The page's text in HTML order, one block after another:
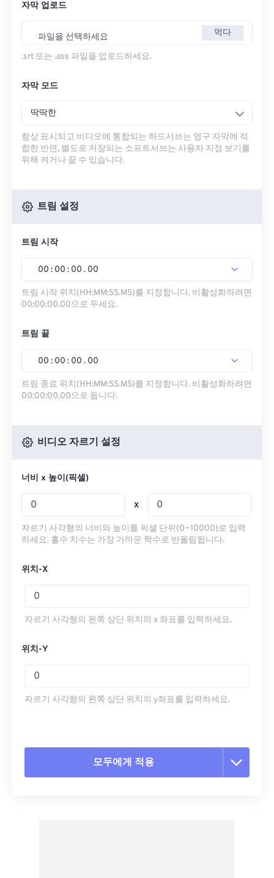
자막 업로드
파일을 선택하세요 먹다
.srt 또는 .ass 파일을 업로드하세요.
자막 모드
딱딱한
항상 표시되고 비디오에 통합되는 하드서브는 영구 자막에 적
합한 반면, 별도로 저장되는 소프트서브는 사용자 지정 보기를
위해 켜거나 끌 수 있습니다.
트림 설정
트림 시작
00 : 00 : 00 . 00
트림 시작 위치(HH:MM:SS.MS)를 지정합니다. 비활성화하려면
00:00:00.00으로 두세요.
트림 끝
00 : 00 : 00 . 00
트림 종료 위치(HH:MM:SS.MS)를 지정합니다. 비활성화하려면
00:00:00.00으로 둡니다.
비디오 자르기 설정
너비 x 높이(픽셀)
x
자르기 사각형의 너비와 높이를 픽셀 단위(0~10000)로 입력
하세요. 홀수 치수는 가장 가까운 짝수로 반올림됩니다.
위치-X
자르기 사각형의 왼쪽 상단 위치의 x 좌표를 입력하세요.
위치-Y
자르기 사각형의 왼쪽 상단 위치의 y좌표를 입력하세요.
모두에게 적용